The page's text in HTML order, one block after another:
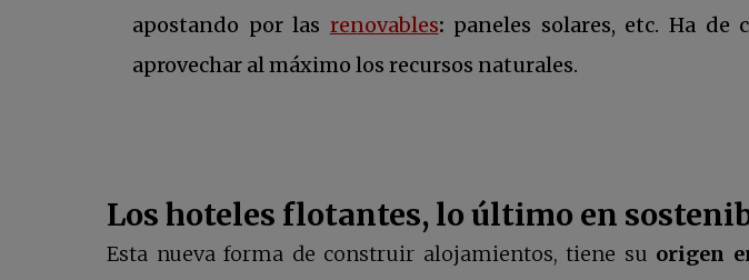
apostando por las renovablesse abre en una pestaña nueva
: paneles solares, etc. Ha
aprovechar al máximo los recursos naturales.
Los hoteles flotantes, lo último en
Esta nueva forma de construir alojamientos, tiene su origen